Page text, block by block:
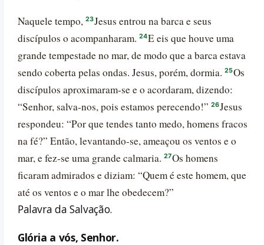
Naquele tempo, 23Jesus entrou na barca e seus
discípulos o acompanharam. 24E eis que houve uma
grande tempestade no mar, de modo que a barca estava
sendo coberta pelas ondas. Jesus, porém, dormia. 25Os
discípulos aproximaram-se e o acordaram, dizendo:
“Senhor, salva-nos, pois estamos perecendo!” 26Jesus
respondeu: “Por que tendes tanto medo, homens fracos
na fé?” Então, levantando-se, ameaçou os ventos e o
mar, e fez-se uma grande calmaria. 27Os homens
ficaram admirados e diziam: “Quem é este homem, que
até os ventos e o mar lhe obedecem?”
Palavra da Salvação.
Glória a vós, Senhor.